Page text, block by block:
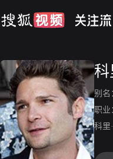
科
别名
职业
科里